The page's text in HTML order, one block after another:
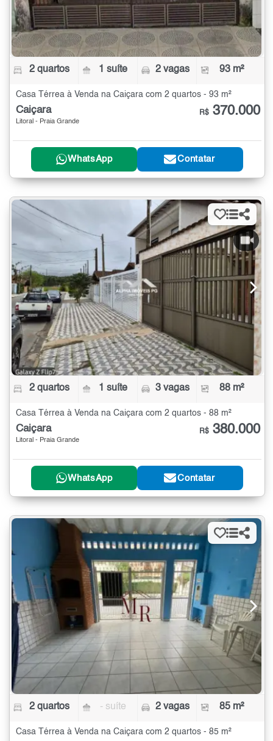
2 quartos 1 suíte 2 vagas 93 m²
Casa Térrea à Venda na Caiçara com 2 quartos - 93 m²
Caiçara
Litoral - Praia Grande
R$ 370.000
WhatsApp Contatar
2 quartos 1 suíte 3 vagas 88 m²
Casa Térrea à Venda na Caiçara com 2 quartos - 88 m²
Caiçara
Litoral - Praia Grande
R$ 380.000
WhatsApp Contatar
2 quartos - suíte 2 vagas 85 m²
Casa Térrea à Venda na Caiçara com 2 quartos - 85 m²